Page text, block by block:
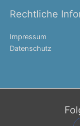
Rechtliche
Impressum
Datenschutz